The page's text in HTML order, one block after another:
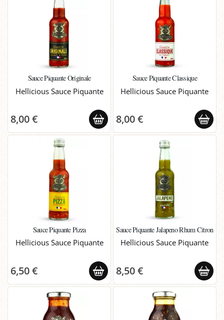
Sauce Piquante Originale
Hellicious Sauce Piquante
8,00 €
Sauce Piquante Classique
Hellicious Sauce Piquante
8,00 €
Sauce Piquante Pizza
Hellicious Sauce Piquante
6,50 €
Sauce Piquante Jalapeno Rhum Citron
Hellicious Sauce Piquante
8,50 €